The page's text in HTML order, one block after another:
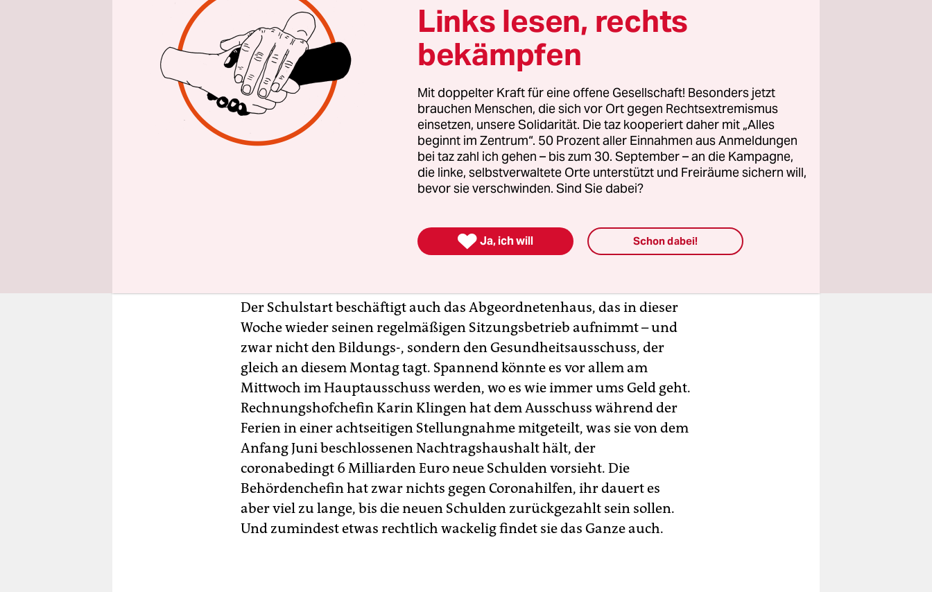
S chulstart unter Coronabedingungen, mit flauem Gefühl im
Bauch, und am Samstag noch die Einschulung einer
Rekordzahl von fast 37.000 Erstklässlern. Bleibt da noch Platz
für andere Themen der Woche? Schier nicht. Denn schon bevor es an
diesem Montag in den Berliner und Brandenburger Schulen losgeht,
läuft bundesweit bereits die Debatte, die Mundschutzpflicht auch auf
den Unterricht auszuweiten. Bildungssenatorin Sandra Scheeres (SPD)
Sicht für sehr schwierig halte. Komplett schloss sie eine Ausweitung auf
den Unterricht aber nicht aus – „wenn sich das Infektiongeschehen
Der Schulstart beschäftigt auch das Abgeordnetenhaus, das in dieser
Woche wieder seinen regelmäßigen Sitzungsbetrieb aufnimmt – und
zwar nicht den Bildungs-, sondern den Gesundheitsausschuss, der
gleich an diesem Montag tagt. Spannend könnte es vor allem am
Mittwoch im Hauptausschuss werden, wo es wie immer ums Geld geht.
Rechnungshofchefin Karin Klingen hat dem Ausschuss während der
Ferien in einer achtseitigen Stellungnahme mitgeteilt, was sie von dem
Anfang Juni beschlossenen Nachtragshaushalt hält, der
coronabedingt 6 Milliarden Euro neue Schulden vorsieht. Die
Behördenchefin hat zwar nichts gegen Coronahilfen, ihr dauert es
aber viel zu lange, bis die neuen Schulden zurückgezahlt sein sollen.
Und zumindest etwas rechtlich wackelig findet sie das Ganze auch.
Links lesen, rechts
bekämpfen
Mit doppelter Kraft für eine offene Gesellschaft! Besonders jetzt
brauchen Menschen, die sich vor Ort gegen Rechtsextremismus
einsetzen, unsere Solidarität. Die taz kooperiert daher mit „Alles
beginnt im Zentrum“. 50 Prozent aller Einnahmen aus Anmeldungen
bei taz zahl ich gehen – bis zum 30. September – an die Kampagne,
die linke, selbstverwaltete Orte unterstützt und Freiräume sichern will,
bevor sie verschwinden. Sind Sie dabei?
 Ja, ich will Schon dabei!